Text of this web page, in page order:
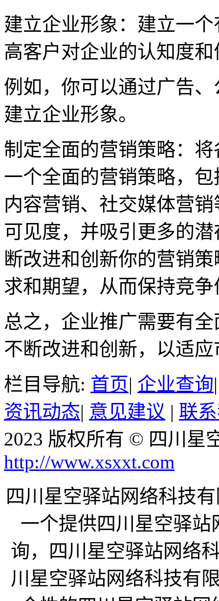
建立企业形象：建立一
高客户对企业的认知度
例如，你可以通过广告
建立企业形象。
制定全面的营销策略：
一个全面的营销策略，
内容营销、社交媒体营
可见度，并吸引更多的
断改进和创新你的营销
求和期望，从而保持竞争
总之，企业推广需要有
不断改进和创新，以适
栏目导航: 首页| 企业查询
资讯动态| 意见建议 | 联
2023 版权所有 © 四川
http://www.xsxxt.com
四川星空驿站网络科技
一个提供四川星空驿
询，四川星空驿站网络
川星空驿站网络科技有